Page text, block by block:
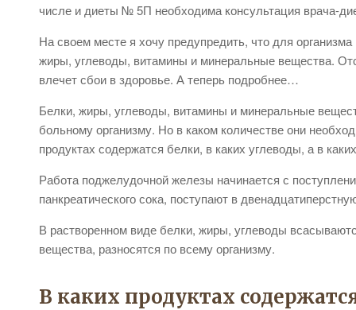
числе и диеты № 5П необходима консультация врача-
На своем месте я хочу предупредить, что для
жиры, углеводы, витамины и минеральные вещества.
влечет сбои в здоровье. А теперь подробнее…
Белки, жиры, углеводы, витамины и минеральные
больному организму. Но в каком количестве они
продуктах содержатся белки, в каких углеводы, а в
Работа поджелудочной железы начинается с
панкреатического сока, поступают в
В растворенном виде белки, жиры, углеводы
вещества, разносятся по всему организму.
В каких продуктах